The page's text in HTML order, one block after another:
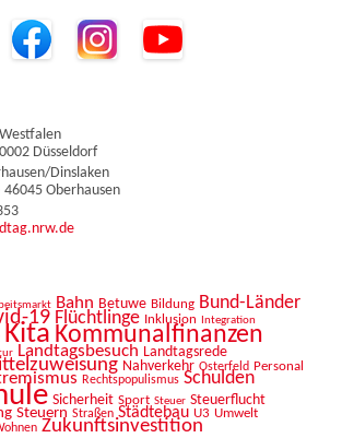
Düsseldorf
Dinslaken
46045 Oberhausen
Bahn Betuwe Bildung Bund-Länder
19 Flüchtlinge Inklusion Integration
Kita Kommunalfinanzen
Landtagsbesuch Landtagsrede
Nahverkehr Osterfeld Personal
Rechtspopulismus Schulden
Sicherheit Sport Steuer Steuerflucht
Steuern Straßen Städtebau U3 Umwelt
Zukunftsinvestition